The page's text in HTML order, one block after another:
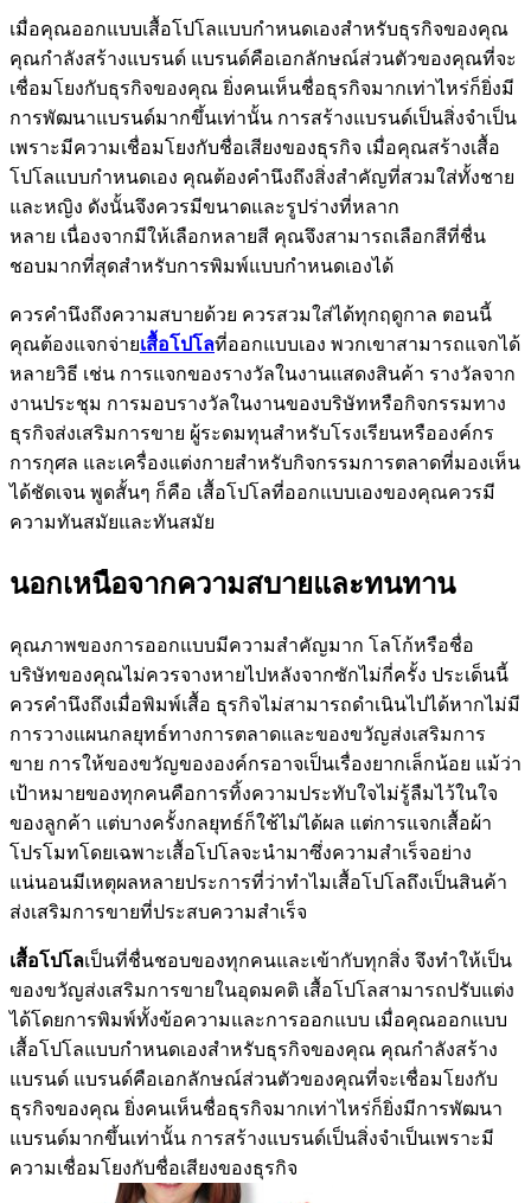
เมื่อคุณออกแบบเสื้อโปโลแบบกำหนดเองสำหรับธุรกิจของคุณ
คุณกำลังสร้างแบรนด์ แบรนด์คือเอกลักษณ์ส่วนตัวของคุณที่จะ
เชื่อมโยงกับธุรกิจของคุณ ยิ่งคนเห็นชื่อธุรกิจมากเท่าไหร่ก็ยิ่งมี
การพัฒนาแบรนด์มากขึ้นเท่านั้น การสร้างแบรนด์เป็นสิ่งจำเป็น
เพราะมีความเชื่อมโยงกับชื่อเสียงของธุรกิจ เมื่อคุณสร้างเสื้อ
โปโลแบบกำหนดเอง คุณต้องคำนึงถึงสิ่งสำคัญที่สวมใส่ทั้งชาย
และหญิง ดังนั้นจึงควรมีขนาดและรูปร่างที่หลาก
หลาย เนื่องจากมีให้เลือกหลายสี คุณจึงสามารถเลือกสีที่ชื่น
ชอบมากที่สุดสำหรับการพิมพ์แบบกำหนดเองได้
ควรคำนึงถึงความสบายด้วย ควรสวมใส่ได้ทุกฤดูกาล ตอนนี้
คุณต้องแจกจ่ายเสื้อโปโลที่ออกแบบเอง พวกเขาสามารถแจกได้
หลายวิธี เช่น การแจกของรางวัลในงานแสดงสินค้า รางวัลจาก
งานประชุม การมอบรางวัลในงานของบริษัทหรือกิจกรรมทาง
ธุรกิจส่งเสริมการขาย ผู้ระดมทุนสำหรับโรงเรียนหรือองค์กร
การกุศล และเครื่องแต่งกายสำหรับกิจกรรมการตลาดที่มองเห็น
ได้ชัดเจน พูดสั้นๆ ก็คือ เสื้อโปโลที่ออกแบบเองของคุณควรมี
ความทันสมัยและทันสมัย ​​
นอกเหนือจากความสบายและทนทาน
คุณภาพของการออกแบบมีความสำคัญมาก โลโก้หรือชื่อ
บริษัทของคุณไม่ควรจางหายไปหลังจากซักไม่กี่ครั้ง ประเด็นนี้
ควรคำนึงถึงเมื่อพิมพ์เสื้อ ธุรกิจไม่สามารถดำเนินไปได้หากไม่มี
การวางแผนกลยุทธ์ทางการตลาดและของขวัญส่งเสริมการ
ขาย การให้ของขวัญขององค์กรอาจเป็นเรื่องยากเล็กน้อย แม้ว่า
เป้าหมายของทุกคนคือการทิ้งความประทับใจไม่รู้ลืมไว้ในใจ
ของลูกค้า แต่บางครั้งกลยุทธ์ก็ใช้ไม่ได้ผล แต่การแจกเสื้อผ้า
โปรโมทโดยเฉพาะเสื้อโปโลจะนำมาซึ่งความสำเร็จอย่าง
แน่นอนมีเหตุผลหลายประการที่ว่าทำไมเสื้อโปโลถึงเป็นสินค้า
ส่งเสริมการขายที่ประสบความสำเร็จ
เสื้อโปโลเป็นที่ชื่นชอบของทุกคนและเข้ากับทุกสิ่ง จึงทำให้เป็น
ของขวัญส่งเสริมการขายในอุดมคติ เสื้อโปโลสามารถปรับแต่ง
ได้โดยการพิมพ์ทั้งข้อความและการออกแบบ เมื่อคุณออกแบบ
เสื้อโปโลแบบกำหนดเองสำหรับธุรกิจของคุณ คุณกำลังสร้าง
แบรนด์ แบรนด์คือเอกลักษณ์ส่วนตัวของคุณที่จะเชื่อมโยงกับ
ธุรกิจของคุณ ยิ่งคนเห็นชื่อธุรกิจมากเท่าไหร่ก็ยิ่งมีการพัฒนา
แบรนด์มากขึ้นเท่านั้น การสร้างแบรนด์เป็นสิ่งจำเป็นเพราะมี
ความเชื่อมโยงกับชื่อเสียงของธุรกิจ